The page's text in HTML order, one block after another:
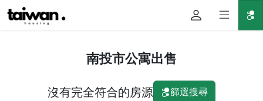
南投市公寓出售
沒有完全符合的房源 篩選搜尋